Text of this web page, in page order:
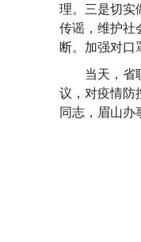
理。三是切实
传谣，维护社
断。加强对口
当天，省
议，对疫情防
同志，眉山办